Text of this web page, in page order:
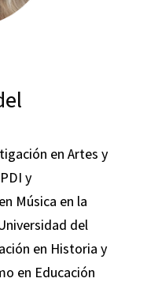
en Artes y
y
Música en la
del
en Historia y
en Educación